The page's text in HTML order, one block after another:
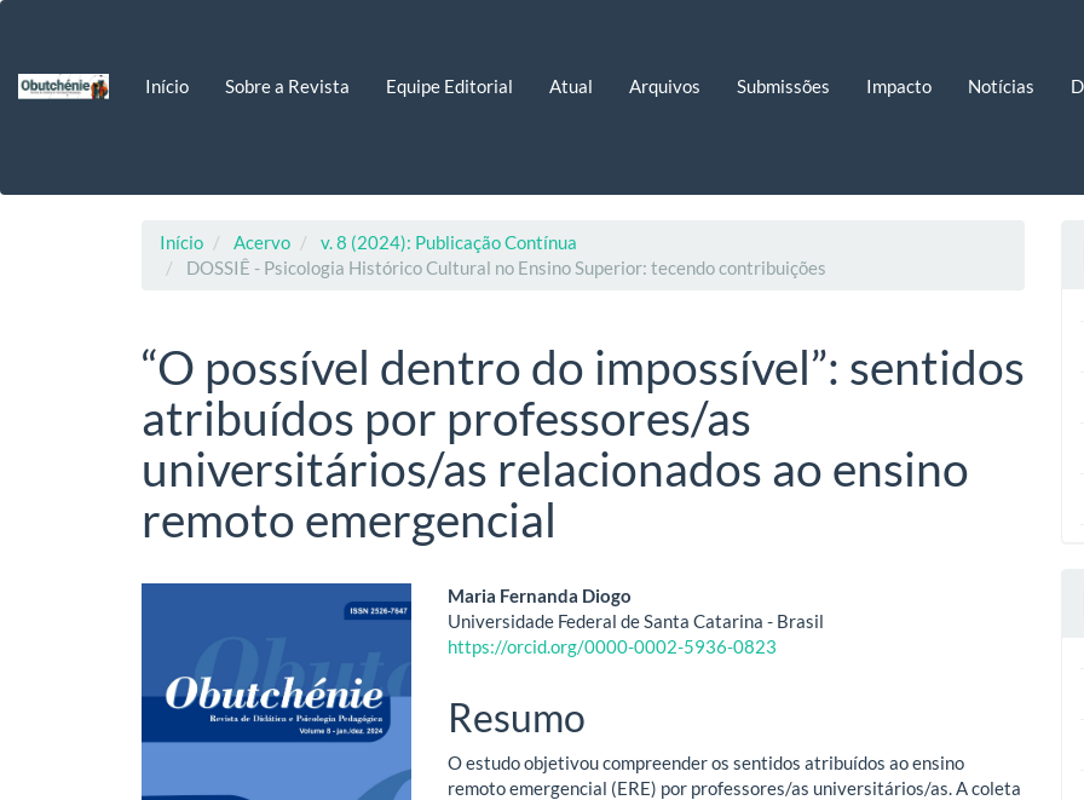
principal
Início Sobre a Revista Equipe Editorial Atual Arquivos Submissões Impacto Notícias
Início Acervo
v. 8 (2024): Publicação Contínua
DOSSIÊ - Psicologia Histórico Cultural no Ensino Superior: tecendo contribuições
“O possível dentro do impossível”: sentidos
atribuídos por professores/as
universitários/as relacionados ao ensino
remoto emergencial
de
artigos
Conteúdo
do
principal
Maria Fernanda Diogo
Universidade Federal de Santa Catarina - Brasil
https://orcid.org/0000-0002-5936-0823
Resumo
O estudo objetivou compreender os sentidos atribuídos ao ensino
remoto emergencial (ERE) por professores/as universitários/as. A coleta